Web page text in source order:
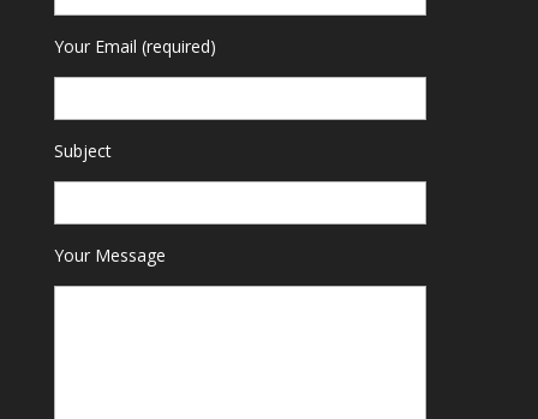
Your Email (required)
Subject
Your Message